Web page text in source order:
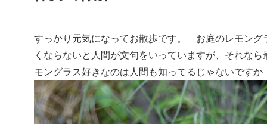
すっかり元気になってお散歩です。 お庭のレモン
くならないと人間が文句をいっていますが、それな
モングラス好きなのは人間も知ってるじゃないですか